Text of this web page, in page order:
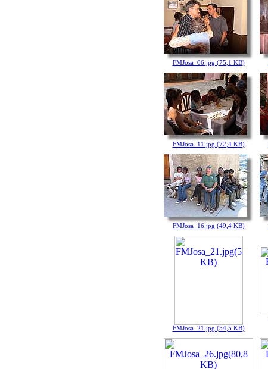
FMJosa_06.jpg (75,1 KB)
FMJosa_11.jpg (72,4 KB)
FMJosa_16.jpg (49,4 KB)
FMJosa_21.jpg (54,5 KB)